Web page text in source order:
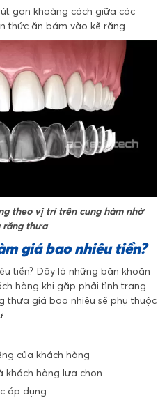
gọn khoảng cách giữa các
thức ăn bám vào kẽ răng
theo vị trí trên cung hàm nhờ
răng thưa
giá bao nhiêu tiền?
tiền? Đây là những băn khoăn
hàng khi gặp phải tình trạng
thưa giá bao nhiêu sẽ phụ thuộc
của khách hàng
khách hàng lựa chọn
áp dụng